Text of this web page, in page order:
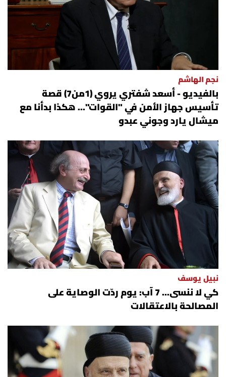
نجم الهاشم
بالفيديو - أسعد شفتري يروي (1من7) قصة
تأسيس جهاز الأمن في "القوات"... هكذا بدأنا مع
ميشال يارد وجوني عبدو
نبيل يوسف
كي لا ننسى... 7 آب: يوم ردّت الوصاية على
المصالحة بالاعتقالات